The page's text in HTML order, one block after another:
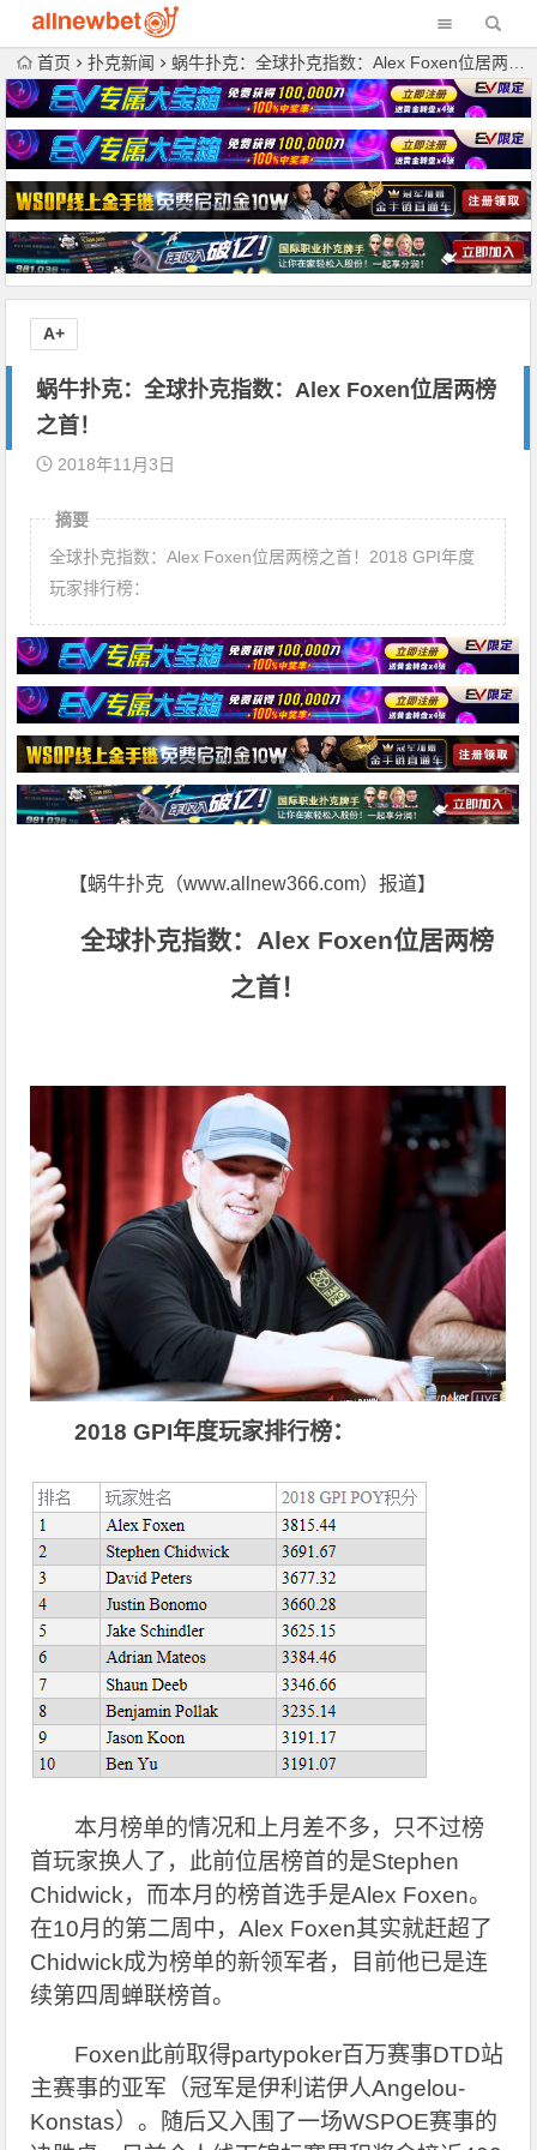
首页 扑克新闻 蜗牛扑克：全球扑克指数：Alex Foxen位居两榜之首！
蜗牛扑克：全球扑克指数：Alex Foxen位居两榜
之首！
2018年11月3日
摘要
全球扑克指数：Alex Foxen位居两榜之首！2018 GPI年度
玩家排行榜：
【蜗牛扑克（www.allnew366.com）报道】
全球扑克指数：Alex Foxen位居两榜
之首！
2018GPI年度玩家排行榜：
本月榜单的情况和上月差不多，只不过榜
首玩家换人了，此前位居榜首的是Stephen
Chidwick，而本月的榜首选手是Alex Foxen。
在10月的第二周中，Alex Foxen其实就赶超了
Chidwick成为榜单的新领军者，目前他已是连
续第四周蝉联榜首。
Foxen此前取得partypoker百万赛事DTD站
主赛事的亚军（冠军是伊利诺伊人Angelou-
Konstas）。随后又入围了一场WSPOE赛事的
A+